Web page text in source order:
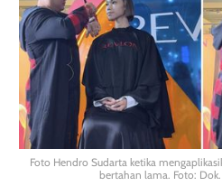
Foto Hendro Sudarta ketika
bertahan lama. Foto: